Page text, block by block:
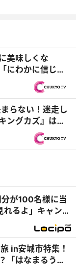
美味しくな
にわかに信じが
らない！迷走し
ングカズ』はダ
が100名様に当
るよ」キャンペ
in安城市特集！
「はなまるうど